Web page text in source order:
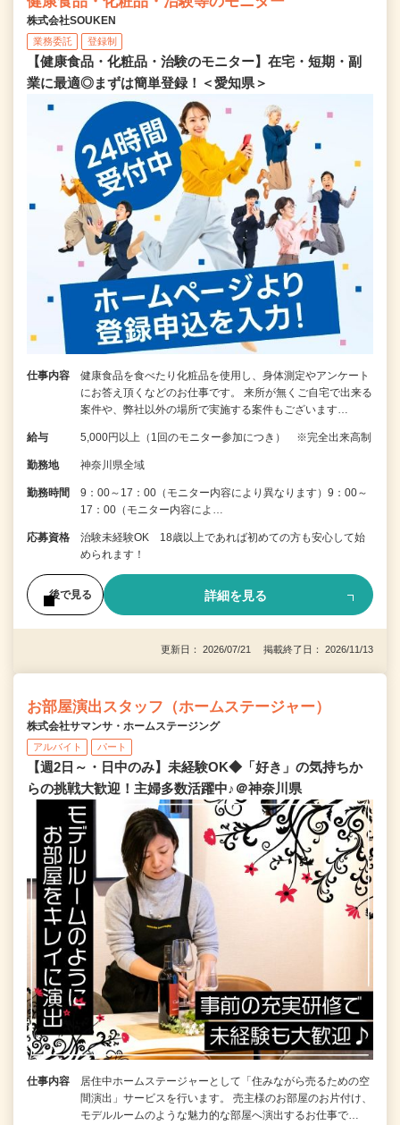
株式会社SOUKEN
業務委託 登録制
【健康食品・化粧品・治験のモニター】在宅・短期・副
業に最適◎まずは簡単登録！＜愛知県＞
仕事内容
健康食品を食べたり化粧品を使用し、身体測定やアンケート
にお答え頂くなどのお仕事です。 来所が無くご自宅で出来る
案件や、弊社以外の場所で実施する案件もございます…
給与 5,000円以上（1回のモニター参加につき） ※完全出来高制
勤務地 神奈川県全域
勤務時間
9：00～17：00（モニター内容により異なります）9：00～
17：00（モニター内容によ…
応募資格
治験未経験OK 18歳以上であれば初めての方も安心して始
められます！
後で見る 詳細を見る
更新日： 2026/07/21 掲載終了日： 2026/11/13
お部屋演出スタッフ（ホームステージャー）
株式会社サマンサ・ホームステージング
アルバイト パート
【週2日～・日中のみ】未経験OK◆「好き」の気持ちか
らの挑戦大歓迎！主婦多数活躍中♪＠神奈川県
仕事内容
居住中ホームステージャーとして「住みながら売るための空
間演出」サービスを行います。 売主様のお部屋のお片付け、
モデルルームのような魅力的な部屋へ演出するお仕事で…